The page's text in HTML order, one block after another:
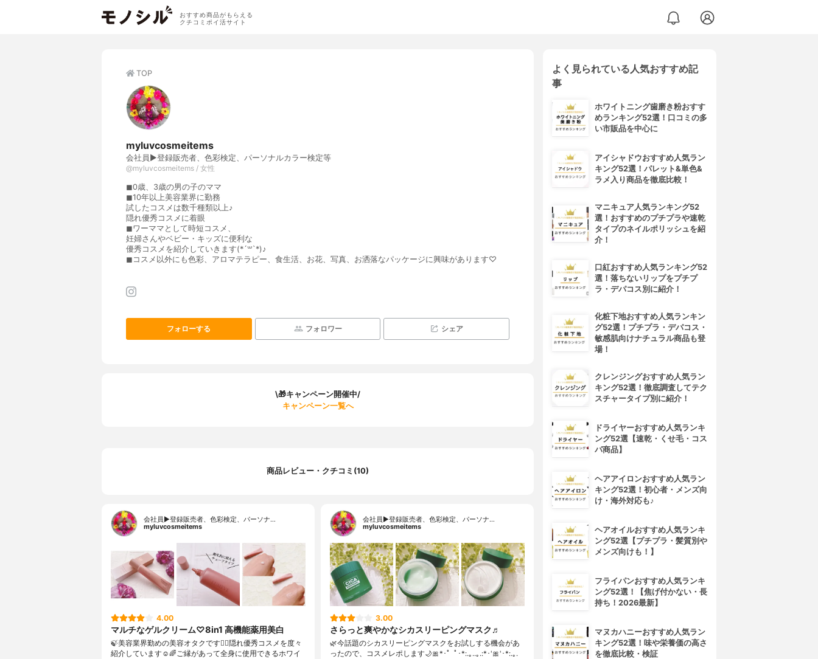
おすすめ商品がもらえる
クチコミポイ活サイト
TOP
myluvcosmeitems
会社員▶︎登録販売者、色彩検定、パーソナルカラー検定等
@myluvcosmeitems / 女性
◼︎0歳、3歳の男の子のママ
◼︎10年以上美容業界に勤務
試したコスメは数千種類以上♪
隠れ優秀コスメに着眼
◼︎ワーママとして時短コスメ、
妊婦さんやベビー・キッズに便利な
優秀コスメを紹介していきます(*´꒳`*)♪
◼︎コスメ以外にも色彩、アロマテラピー、食生活、お花、写真、お洒落なパッケージに興味があります♡
フォローする フォロワー シェア
\🎁キャンペーン開催中/
キャンペーン一覧へ
商品レビュー・クチコミ(10)
会社員▶︎登録販売者、色彩検定、パーソナ…
myluvcosmeitems
4.00
マルチなゲルクリーム♡8in1 高機能薬用美白
🍃美容業界勤めの美容オタクです💁‍♀️⁡隠れ優秀コスメを度々
紹介しています☺️🌈⁡⁡ご縁があって全身に使用できるホワイ
会社員▶︎登録販売者、色彩検定、パーソナ…
myluvcosmeitems
3.00
さらっと爽やかなシカスリーピングマスク♬
🌿今話題のシカスリーピングマスクをお試しする機会があ
ったので、コスメレポします🌙⁡⁡🎀*･゜ﾟ･*:.｡..｡.:*･'🎀'･*:.｡.
よく見られている人気おすすめ記
事
ホワイトニング歯磨き粉おすす
めランキング52選！口コミの多
い市販品を中心に
アイシャドウおすすめ人気ラン
キング52選！パレット&単色&
ラメ入り商品を徹底比較！
マニキュア人気ランキング52
選！おすすめのプチプラや速乾
タイプのネイルポリッシュを紹
介！
口紅おすすめ人気ランキング52
選！落ちないリップをプチプ
ラ・デパコス別に紹介！
化粧下地おすすめ人気ランキン
グ52選！プチプラ・デパコス・
敏感肌向けナチュラル商品も登
場！
クレンジングおすすめ人気ラン
キング52選！徹底調査してテク
スチャータイプ別に紹介！
ドライヤーおすすめ人気ランキ
ング52選【速乾・くせ毛・コス
パ商品】
ヘアアイロンおすすめ人気ラン
キング52選！初心者・メンズ向
け・海外対応も♪
ヘアオイルおすすめ人気ランキ
ング52選【プチプラ・髪質別や
メンズ向けも！】
フライパンおすすめ人気ランキ
ング52選！【焦げ付かない・長
持ち！2026最新】
マヌカハニーおすすめ人気ラン
キング52選！味や栄養価の高さ
を徹底比較・検証